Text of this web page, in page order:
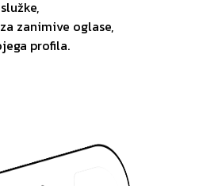
zanimive oglase,
profila.